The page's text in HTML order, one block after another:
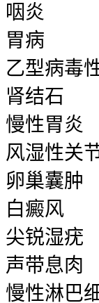
咽炎
胃病
乙型病毒
肾结石
慢性胃炎
风湿性关
卵巢囊肿
白癜风
尖锐湿疣
声带息肉
慢性淋巴